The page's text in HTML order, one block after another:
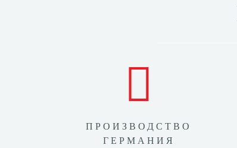
ПРОИЗВОДСТВО
ГЕРМАНИЯ